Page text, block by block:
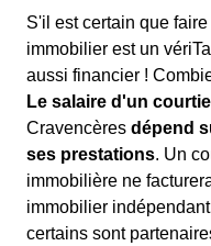
S'il est certain que
immobilier est un
aussi financier !
Le salaire d'un
Cravencères dépend
ses prestations. Un
immobilière ne
immobilier
certains sont